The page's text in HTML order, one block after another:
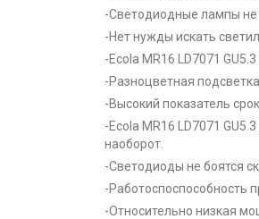
-Светодиодные лампы не
-Нет нужды искать
-Ecola MR16 LD7071
-Разноцветная
-Высокий показатель
-Ecola MR16 LD7071
наоборот.
-Светодиоды не боятся
-Работоспоспособность
-Относительно низкая